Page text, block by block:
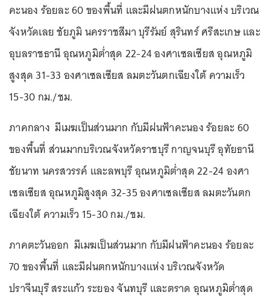
คะนอง ร้อยละ 60 ของพื้นที่ และมีฝนตกหนักบางแห่ง บริเวณ
จังหวัดเลย ชัยภูมิ นครราชสีมา บุรีรัมย์ สุรินทร์ ศรีสะเกษ และ
อุบลราชธานี อุณหภูมิต่ำสุด 22-24 องศาเซลเซียส อุณหภูมิ
สูงสุด 31-33 องศาเซลเซียส ลมตะวันตกเฉียงใต้ ความเร็ว
15-30 กม./ชม.
ภาคกลาง มีเมฆเป็นส่วนมาก กับมีฝนฟ้าคะนอง ร้อยละ 60
ของพื้นที่ ส่วนมากบริเวณจังหวัดราชบุรี กาญจนบุรี อุทัยธานี
ชัยนาท นครสวรรค์ และลพบุรี อุณหภูมิต่ำสุด 22-24 องศา
เซลเซียส อุณหภูมิสูงสุด 32-35 องศาเซลเซียส ลมตะวันตก
เฉียงใต้ ความเร็ว 15-30 กม./ชม.
ภาคตะวันออก มีเมฆเป็นส่วนมาก กับมีฝนฟ้าคะนอง ร้อยละ
70 ของพื้นที่ และมีฝนตกหนักบางแห่ง บริเวณจังหวัด
ปราจีนบุรี สระแก้ว ระยอง จันทบุรี และตราด อุณหภูมิต่ำสุด